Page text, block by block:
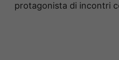
protagonista di incontri